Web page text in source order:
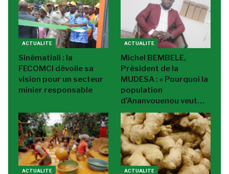
ACTUALITE
Sinématiali : la
FECOMCI dévoile sa
vision pour un secteur
minier responsable
ACTUALITE
Michel BEMBELE,
Président de la
MUDESA : « Pourquoi la
population
d’Ananvouenou veut…
ACTUALITE ACTUALITE